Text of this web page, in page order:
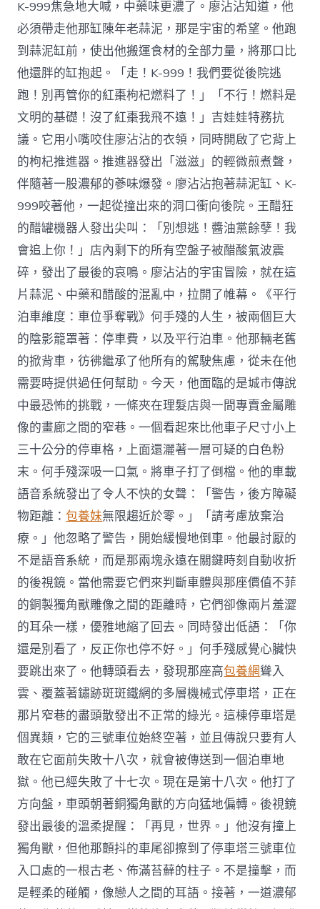
K-999焦急地大喊，中藥味更濃了。廖沾沾知道，他
必須帶走他那缸陳年老蒜泥，那是宇宙的希望。他跑
到蒜泥缸前，使出他搬運食材的全部力量，將那口比
他還胖的缸抱起。「走！K-999！我們要從後院逃
跑！別再管你的紅棗枸杞燃料了！」「不行！燃料是
文明的基礎！沒了紅棗我飛不遠！」吉娃娃特務抗
議。它用小嘴咬住廖沾沾的衣領，同時開啟了它背上
的枸杞推進器。推進器發出「滋滋」的輕微煎煮聲，
伴隨著一股濃郁的蔘味爆發。廖沾沾抱著蒜泥缸、K-
999咬著他，一起從撞出來的洞口衝向後院。王醋狂
的醋罐機器人發出尖叫：「別想逃！醬油黨餘孽！我
會追上你！」店內剩下的所有空盤子被醋酸氣波震
碎，發出了最後的哀鳴。廖沾沾的宇宙冒險，就在這
片蒜泥、中藥和醋酸的混亂中，拉開了帷幕。《平行
泊車維度：車位爭奪戰》何手殘的人生，被兩個巨大
的陰影籠罩著：停車費，以及平行泊車。他那輛老舊
的掀背車，彷彿繼承了他所有的駕駛焦慮，從未在他
需要時提供過任何幫助。今天，他面臨的是城市傳說
中最恐怖的挑戰，一條夾在理髮店與一間專賣金屬雕
像的畫廊之間的窄巷。一個看起來比他車子尺寸小上
三十公分的停車格，上面還灑著一層可疑的白色粉
末。何手殘深吸一口氣。將車子打了倒檔。他的車載
語音系統發出了令人不快的女聲：「警告，後方障礙
物距離：包養妹無限趨近於零。」「請考慮放棄治
療。」他忽略了警告，開始緩慢地倒車。他最討厭的
不是語音系統，而是那兩塊永遠在關鍵時刻自動收折
的後視鏡。當他需要它們來判斷車體與那座價值不菲
的銅製獨角獸雕像之間的距離時，它們卻像兩片羞澀
的耳朵一樣，優雅地縮了回去。同時發出低語：「你
還是別看了，反正你也停不好。」何手殘感覺心臟快
要跳出來了。他轉頭看去，發現那座高包養網聳入
雲、覆蓋著鏽跡斑斑鐵網的多層機械式停車塔，正在
那片窄巷的盡頭散發出不正常的綠光。這棟停車塔是
個異類，它的三號車位始終空著，並且傳說只要有人
敢在它面前失敗十八次，就會被傳送到一個泊車地
獄。他已經失敗了十七次。現在是第十八次。他打了
方向盤，車頭朝著銅獨角獸的方向猛地偏轉。後視鏡
發出最後的溫柔提醒：「再見，世界。」他沒有撞上
獨角獸，但他那顫抖的車尾卻擦到了停車塔三號車位
入口處的一根古老、佈滿苔蘚的柱子。不是撞擊，而
是輕柔的碰觸，像戀人之間的耳語。接著，一道濃郁